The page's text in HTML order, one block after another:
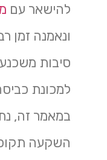
להישאר עם
ונאמנה זמן
סיבות
למכונת
במאמר זה,
השקעה